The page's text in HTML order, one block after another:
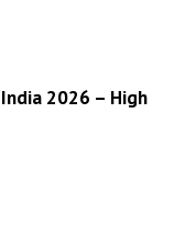
2026 – High